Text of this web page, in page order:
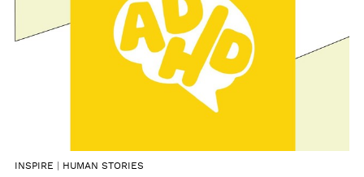
INSPIRE HUMAN STORIES